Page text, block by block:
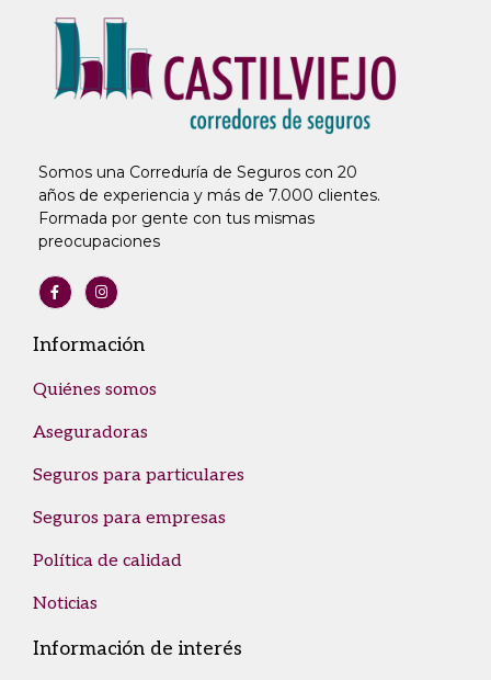
Somos una Correduría de Seguros con 20
años de experiencia y más de 7.000 clientes.
Formada por gente con tus mismas
preocupaciones
Información
Quiénes somos
Aseguradoras
Seguros para particulares
Seguros para empresas
Política de calidad
Noticias
Información de interés